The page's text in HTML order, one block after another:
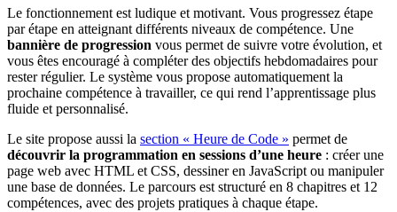
Le fonctionnement est ludique et motivant. Vous progressez étape
par étape en atteignant différents niveaux de compétence. Une
bannière de progression vous permet de suivre votre évolution, et
vous êtes encouragé à compléter des objectifs hebdomadaires pour
rester régulier. Le système vous propose automatiquement la
prochaine compétence à travailler, ce qui rend l’apprentissage plus
fluide et personnalisé.
Le site propose aussi la section « Heure de Code » permet de
découvrir la programmation en sessions d’une heure : créer une
page web avec HTML et CSS, dessiner en JavaScript ou manipuler
une base de données. Le parcours est structuré en 8 chapitres et 12
compétences, avec des projets pratiques à chaque étape.